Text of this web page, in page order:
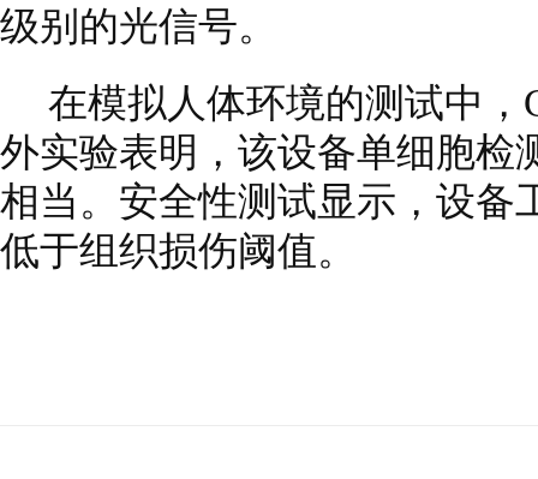
级别的光信号。
在模拟人体环境的测试中
外实验表明，该设备单细胞检
相当。安全性测试显示，设
低于组织损伤阈值。